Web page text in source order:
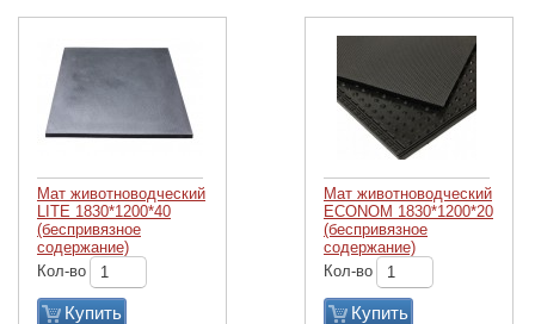
Мат животноводческий
LITE 1830*1200*40
(беспривязное
содержание)
Кол-во
Купить
Мат животноводческий
ECONOM 1830*1200*20
(беспривязное
содержание)
Кол-во
Купить